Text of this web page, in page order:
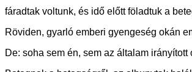
fáradtak voltunk, és idő előtt föladtuk a
Röviden, gyarló emberi gyengeség okán
De: soha sem én, sem az általam